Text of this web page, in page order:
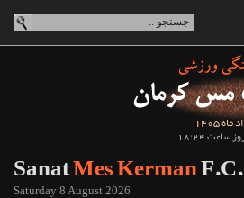
18:24
SanatMes KermanF.C.
Saturday 8 August 2026